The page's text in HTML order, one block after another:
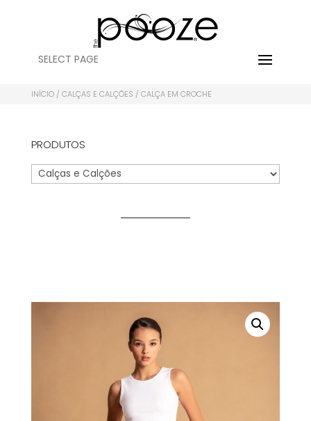
SELECT PAGE
INÍCIO/ CALÇAS E CALÇÕES / CALÇA EM CROCHE
PRODUTOS